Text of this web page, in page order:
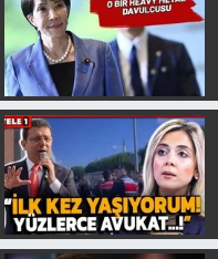
Kimdir
Koronavirüs
Kültür Sanat
Ne demişti
Nedir